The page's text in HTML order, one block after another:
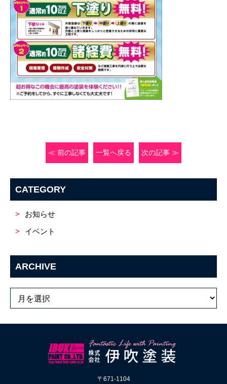
≪ 前の記事 一覧へ戻る 次の記事 ≫
CATEGORY
お知らせ
イベント
ARCHIVE
〒671-1104